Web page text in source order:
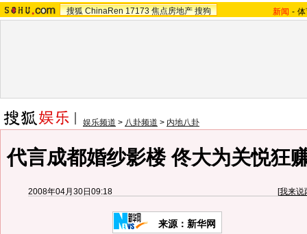
搜狐 ChinaRen 17173 焦点房地产 搜狗 新闻 -
娱乐频道 > 八卦频道 > 内地八卦
代言成都婚纱影楼 佟大为关悦狂
2008年04月30日09:18 [我来说
来源：新华网